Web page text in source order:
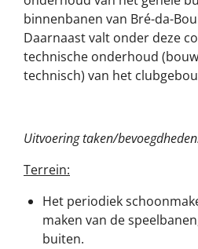
binnenbanen van Bré-da-
Daarnaast valt onder deze
technische onderhoud
technisch) van het
Uitvoering taken/
Terrein:
Het periodiek
maken van de
buiten.